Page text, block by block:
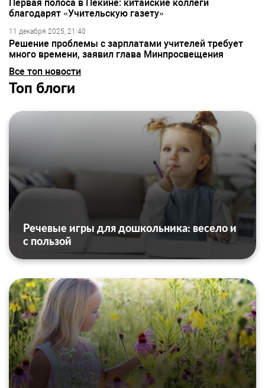
Первая полоса в Пекине: китайские коллеги
благодарят «Учительскую газету»
11 декабря 2025, 21:40
Решение проблемы с зарплатами учителей требует
много времени, заявил глава Минпросвещения
Все топ новости
Топ блоги
Речевые игры для дошкольника: весело и
с пользой